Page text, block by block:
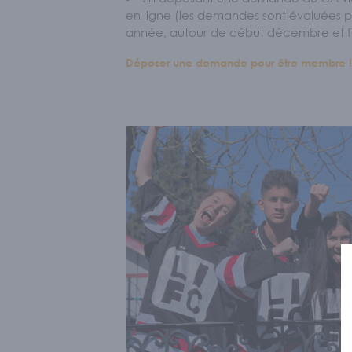
en ligne (les demandes sont évaluées
année, autour de début décembre et
Déposer une demande pour être membre !